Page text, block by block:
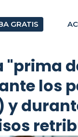
GRATIS
"prima
los
y